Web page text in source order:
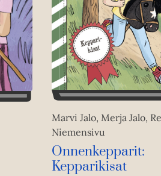
Marvi Jalo, Merja Jalo,
Niemensivu
Onnenkepparit:
Kepparikisat